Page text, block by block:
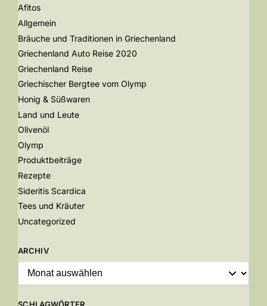
Afitos
Allgemein
Bräuche und Traditionen in Griechenland
Griechenland Auto Reise 2020
Griechenland Reise
Griechischer Bergtee vom Olymp
Honig & Süßwaren
Land und Leute
Olivenöl
Olymp
Produktbeiträge
Rezepte
Sideritis Scardica
Tees und Kräuter
Uncategorized
ARCHIV